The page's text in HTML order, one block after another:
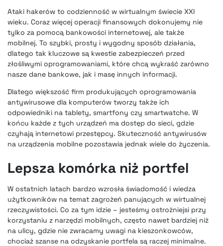
Ataki hakerów to codzienność w wirtualnym świecie XXI
wieku. Coraz więcej operacji finansowych dokonujemy nie
tylko za pomocą bankowości internetowej, ale także
mobilnej. To szybki, prosty i wygodny sposób działania,
dlatego tak kluczowe są kwestie zabezpieczeń przed
złośliwymi oprogramowaniami, które chcą wykraść zarówno
nasze dane bankowe, jak i masę innych informacji.
Dlatego większość firm produkujących oprogramowania
antywirusowe dla komputerów tworzy także ich
odpowiedniki na tablety, smartfony czy smartwatche. W
końcu każde z tych urządzeń ma dostęp do sieci, gdzie
czyhają internetowi przestępcy. Skuteczność antywirusów
na urządzenia mobilne pozostawia jednak wiele do życzenia.
Lepsza komórka niż portfel
W ostatnich latach bardzo wzrosła świadomość i wiedza
użytkowników na temat zagrożeń panujących w wirtualnej
rzeczywistości. Co za tym idzie – jesteśmy ostrożniejsi przy
korzystaniu z narzędzi mobilnych, często nawet bardziej niż
na ulicy, gdzie nie zwracamy uwagi na kieszonkowców,
chociaż szanse na odzyskanie portfela są raczej minimalne.